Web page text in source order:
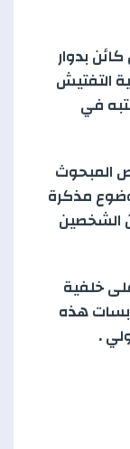
بدوار
التفتيش
في
المبحوث
مذكرة
الشخصين
خلفية
هذه
.